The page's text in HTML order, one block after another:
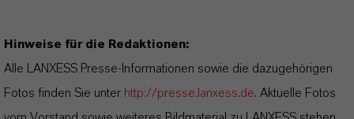
Hinweise für die Redaktionen:
Alle LANXESS Presse-Informationen sowie die dazugehörigen
Fotos finden Sie unter http://presse.lanxess.de. Aktuelle Fotos